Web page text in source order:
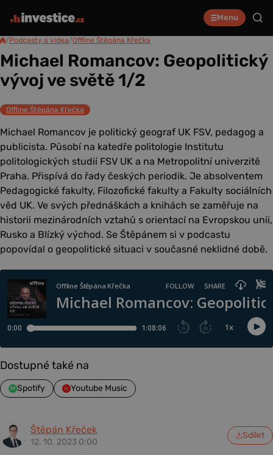
Menu
/Podcasty a videa/Offline Štěpána Křečka
Michael Romancov: Geopolitický
vývoj ve světě 1/2
Offline Štěpána Křečka
Michael Romancov je politický geograf UK FSV, pedagog a
publicista. Působí na katedře politologie Institutu
politologických studií FSV UK a na Metropolitní univerzitě
Praha. Přispívá do řady českých periodik. Je absolventem
Pedagogické fakulty, Filozofické fakulty a Fakulty sociálních
věd UK. Ve svých přednáškách a knihách se zaměřuje na
historii mezinárodních vztahů s orientací na Evropskou unii,
Rusko a Blízký východ. Se Štěpánem si v podcastu
popovídal o geopolitické situaci v současné neklidné době.
Dostupné také na
Spotify Youtube Music
Štěpán Křeček
12. 10. 2023 0:00
Sdílet